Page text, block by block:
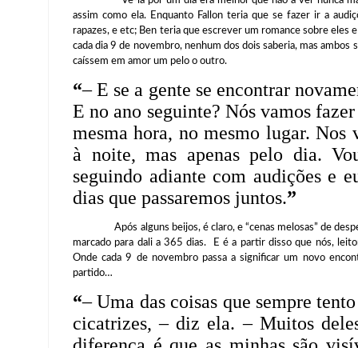
assim como ela. Enquanto Fallon teria que se fazer ir a
rapazes, e etc; Ben teria que escrever um romance sobre
cada dia 9 de novembro, nenhum dos dois saberia, mas
caíssem em amor um pelo o outro.
“– E se a gente se encontrar
E no ano seguinte? Nós vamos
mesma hora, no mesmo lugar. Nos
à noite, mas apenas pelo dia.
seguindo adiante com audições e
dias que passaremos juntos.”
Após alguns beijos, é claro, e “cenas melosas” de
marcado para dali a 365 dias. E é a partir disso que nós,
Onde cada 9 de novembro passa a significar um novo
partido…
“– Uma das coisas que sempre
cicatrizes, – diz ela. – Muitos